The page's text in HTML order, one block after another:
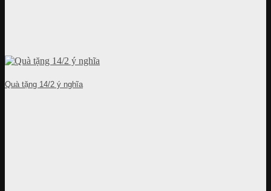
Quà tặng 14/2 ý nghĩa